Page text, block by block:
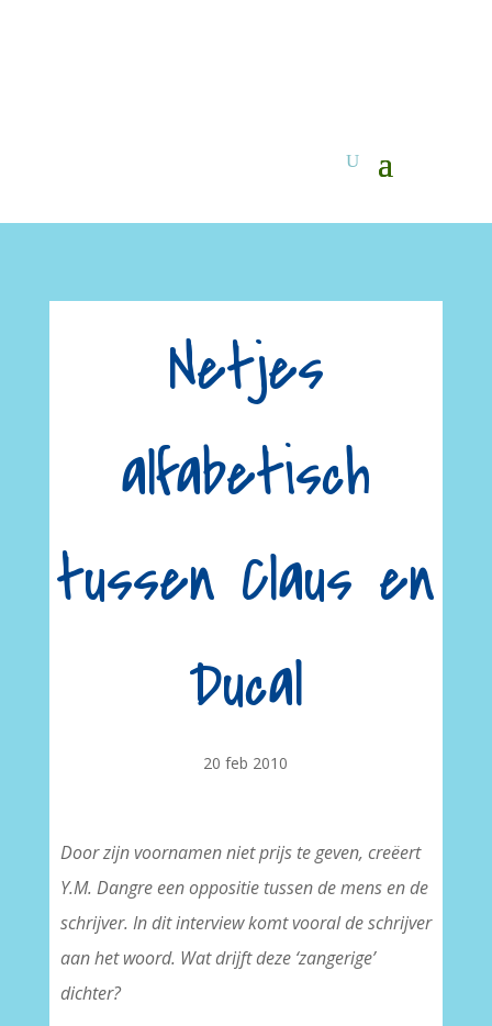
Netjes
alfabetisch
tussen Claus en
Ducal
20 feb 2010
Door zijn voornamen niet prijs te geven, creëert
Y.M. Dangre een oppositie tussen de mens en de
schrijver. In dit interview komt vooral de schrijver
aan het woord. Wat drijft deze ‘zangerige’
dichter?